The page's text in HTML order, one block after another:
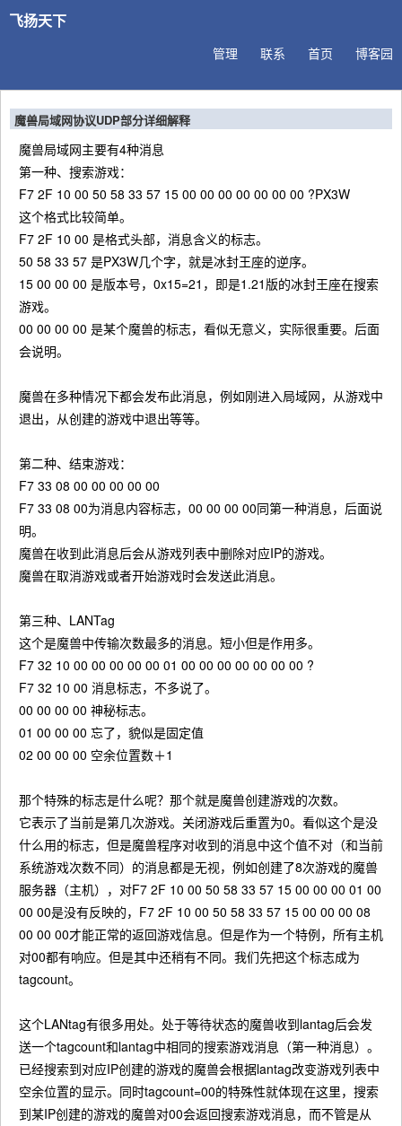
飞扬天下
博客园
首页
联系
管理
魔兽局域网协议UDP部分详细解释
魔兽局域网主要有4种消息
第一种、搜索游戏：
F7 2F 10 00 50 58 33 57 15 00 00 00 00 00 00 00 ?PX3W
这个格式比较简单。
F7 2F 10 00 是格式头部，消息含义的标志。
50 58 33 57 是PX3W几个字，就是冰封王座的逆序。
15 00 00 00 是版本号，0x15=21，即是1.21版的冰封王座在搜索
游戏。
00 00 00 00 是某个魔兽的标志，看似无意义，实际很重要。后面
会说明。
魔兽在多种情况下都会发布此消息，例如刚进入局域网，从游戏中
退出，从创建的游戏中退出等等。
第二种、结束游戏：
F7 33 08 00 00 00 00 00
F7 33 08 00为消息内容标志，00 00 00 00同第一种消息，后面说
明。
魔兽在收到此消息后会从游戏列表中删除对应IP的游戏。
魔兽在取消游戏或者开始游戏时会发送此消息。
第三种、LANTag
这个是魔兽中传输次数最多的消息。短小但是作用多。
F7 32 10 00 00 00 00 00 01 00 00 00 00 00 00 00 ?
F7 32 10 00 消息标志，不多说了。
00 00 00 00 神秘标志。
01 00 00 00 忘了，貌似是固定值
02 00 00 00 空余位置数＋1
那个特殊的标志是什么呢？那个就是魔兽创建游戏的次数。
它表示了当前是第几次游戏。关闭游戏后重置为0。看似这个是没
什么用的标志，但是魔兽程序对收到的消息中这个值不对（和当前
系统游戏次数不同）的消息都是无视，例如创建了8次游戏的魔兽
服务器（主机），对F7 2F 10 00 50 58 33 57 15 00 00 00 01 00
00 00是没有反映的，F7 2F 10 00 50 58 33 57 15 00 00 00 08
00 00 00才能正常的返回游戏信息。但是作为一个特例，所有主机
对00都有响应。但是其中还稍有不同。我们先把这个标志成为
tagcount。
这个LANtag有很多用处。处于等待状态的魔兽收到lantag后会发
送一个tagcount和lantag中相同的搜索游戏消息（第一种消息）。
已经搜索到对应IP创建的游戏的魔兽会根据lantag改变游戏列表中
空余位置的显示。同时tagcount=00的特殊性就体现在这里，搜索
到某IP创建的游戏的魔兽对00会返回搜索游戏消息，而不管是从